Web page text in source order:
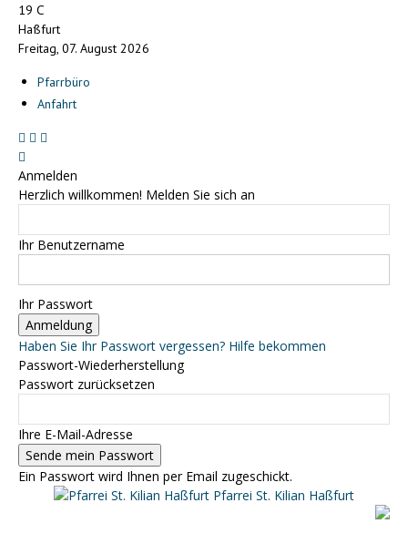
19 C
Haßfurt
Freitag, 07. August 2026
Pfarrbüro
Anfahrt
Anmelden
Herzlich willkommen! Melden Sie sich an
Ihr Benutzername
Ihr Passwort
Haben Sie Ihr Passwort vergessen? Hilfe bekommen
Passwort-Wiederherstellung
Passwort zurücksetzen
Ihre E-Mail-Adresse
Ein Passwort wird Ihnen per Email zugeschickt.
Pfarrei St. Kilian Haßfurt